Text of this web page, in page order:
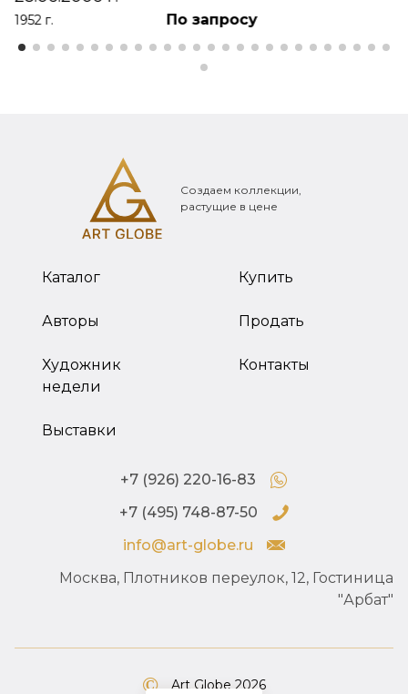
1952 г. По запросу
Создаем коллекции,
растущие в цене
Каталог
Авторы
Художник
недели
Выставки
Купить
Продать
Контакты
+7 (926) 220-16-83
+7 (495) 748-87-50
info@art-globe.ru
Москва, Плотников переулок, 12, Гостиница
"Арбат"
Art Globe 2026